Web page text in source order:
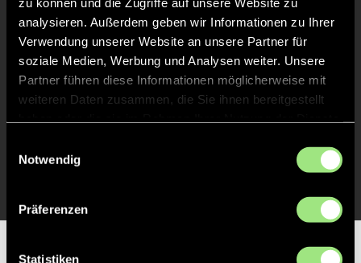
analysieren. Außerdem geben wir Informationen zu Ihrer
Verwendung unserer Website an unsere Partner für
soziale Medien, Werbung und Analysen weiter. Unsere
Partner führen diese Informationen möglicherweise mit
weiteren Daten zusammen, die Sie ihnen bereitgestellt
Notwendig
Präferenzen
Statistiken
1' TOR 1:0, FELDTOR
1' TOR 1:0, FELDTOR
1'
Partner